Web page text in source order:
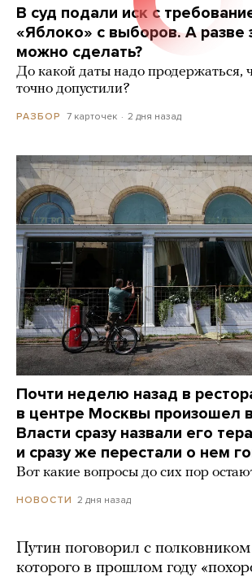
В суд подали иск с
«Яблоко» с выборов. А разве
можно сделать?
До какой даты надо продержаться,
точно допустили?
РАЗБОР 7 карточек 2 дня назад
Почти неделю назад в
в центре Москвы произошел
Власти сразу назвали его
и сразу же перестали о нем
Вот какие вопросы до сих пор
НОВОСТИ 2 дня назад
Путин поговорил с
которого в прошлом году